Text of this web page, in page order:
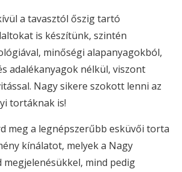
a tavasztól őszig tartó
is készítünk, szintén
minőségi alapanyagokból,
adalékanyagok nélkül, viszont
Nagy sikere szokott lenni az
tortáknak is!
meg a legnépszerűbb esküvői torta
kínálatot, melyek a Nagy
mind pedig